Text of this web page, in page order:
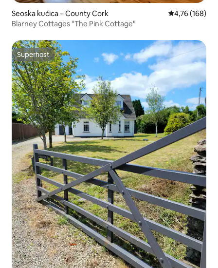
Seoska kućica – County Cork Prosječna
4,76 (168)
Blarney Cottages "The Pink Cottage"
Superhost
Superhost